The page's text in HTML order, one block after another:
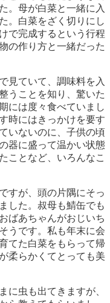
。母が白菜と一緒に入
。白菜をざく切りにし
で完成するという行程
の作り方と一緒だった
見ていて、調味料を入
うことを知り、驚いた
には度々食べていまし
時にはきっかけを要す
いないのに、子供の頃
器に盛って温かい状態
ことなど、いろんなこ
すが、頭の片隅にそっ
した。叔母も鯖缶でも
ばあちゃんがおじいち
うです。私も年末に会
てた白菜をもらって帰
柔らかくてとっても美
に虫も出てきますが、